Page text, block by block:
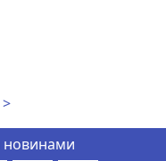
новинами